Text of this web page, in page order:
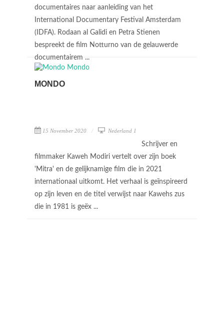
documentaires naar aanleiding van het
International Documentary Festival Amsterdam
(IDFA). Rodaan al Galidi en Petra Stienen
bespreekt de film Notturno van de gelauwerde
documentairem ...
MONDO
15 November 2020 Nederland 1
Schrijver en
filmmaker Kaweh Modiri vertelt over zijn boek
'Mitra' en de gelijknamige film die in 2021
internationaal uitkomt. Het verhaal is geïnspireerd
op zijn leven en de titel verwijst naar Kawehs zus
die in 1981 is geëx ...